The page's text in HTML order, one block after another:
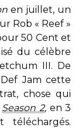
en juillet, un
Rob « Reef »
50 Cent et
du célèbre
III. De
Jam cette
chose qui
Season 2, en 3
téléchargés.